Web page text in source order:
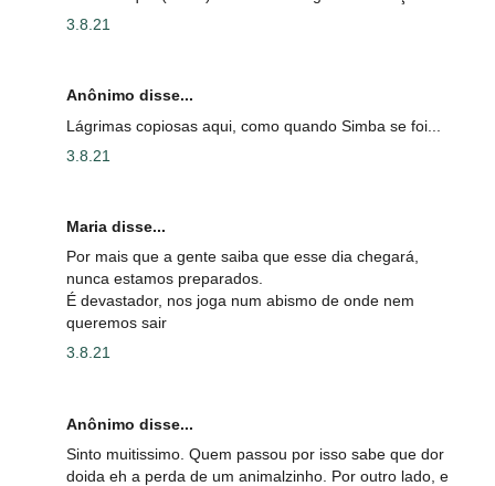
3.8.21
Anônimo disse...
Lágrimas copiosas aqui, como quando Simba se foi...
3.8.21
Maria disse...
Por mais que a gente saiba que esse dia chegará,
nunca estamos preparados.
É devastador, nos joga num abismo de onde nem
queremos sair
3.8.21
Anônimo disse...
Sinto muitissimo. Quem passou por isso sabe que dor
doida eh a perda de um animalzinho. Por outro lado, e